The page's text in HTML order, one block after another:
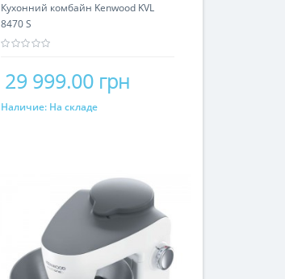
Кухонний комбайн Kenwood KVL
8470 S
29 999.00 грн
Купить
Наличие: На складе